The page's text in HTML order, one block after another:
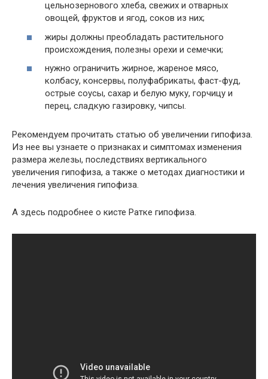
цельнозернового хлеба, свежих и отварных
овощей, фруктов и ягод, соков из них;
жиры должны преобладать растительного
происхождения, полезны орехи и семечки;
нужно ограничить жирное, жареное мясо,
колбасу, консервы, полуфабрикаты, фаст-фуд,
острые соусы, сахар и белую муку, горчицу и
перец, сладкую газировку, чипсы.
Рекомендуем прочитать статью об увеличении гипофиза.
Из нее вы узнаете о признаках и симптомах изменения
размера железы, последствиях вертикального
увеличения гипофиза, а также о методах диагностики и
лечения увеличения гипофиза.
А здесь подробнее о кисте Ратке гипофиза.